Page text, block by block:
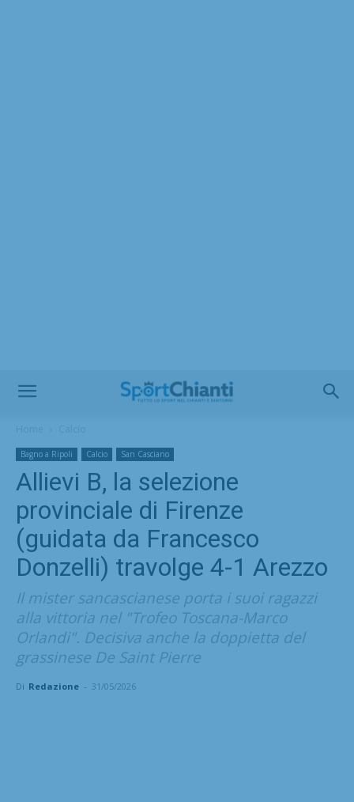
Bagno a Ripoli Calcio San Casciano
Allievi B, la selezione
provinciale di Firenze
(guidata da Francesco
Donzelli) travolge 4-1 Arezzo
Il mister sancascianese porta i suoi ragazzi
alla vittoria nel "Trofeo Toscana-Marco
Orlandi". Decisiva anche la doppietta del
grassinese De Saint Pierre
Di Redazione - 31/05/2026